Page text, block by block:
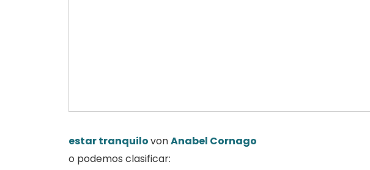
estar tranquilovonAnabel Cornago
o podemos clasificar: